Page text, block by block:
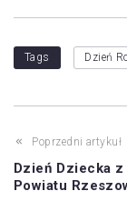
Tags Dzień
Poprzedni artykuł
Dzień Dziecka
Powiatu